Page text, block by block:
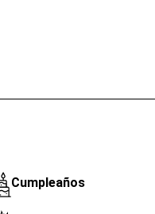
Cumpleaños